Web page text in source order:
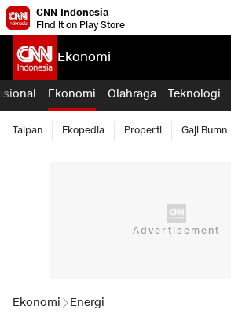
CNN Indonesia
Find it on Play Store
Ekonomi
Ekonomi Olahraga Teknologi
Taipan Ekopedia Properti Gaji Bumn
Ekonomi Energi